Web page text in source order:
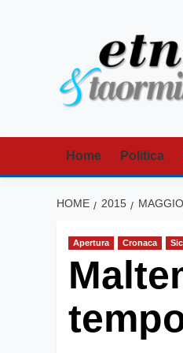
Home Politica
HOME 2015 MAGGIO
Apertura Cronaca